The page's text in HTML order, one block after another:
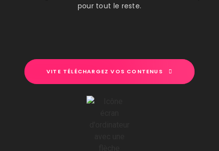
pour tout le reste.
VITE TÉLÉCHARGEZ VOS CONTENUS